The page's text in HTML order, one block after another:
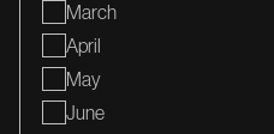
March
April
May
June